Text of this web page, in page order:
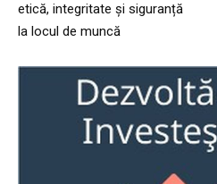
etică, integritate și siguranță
la locul de muncă